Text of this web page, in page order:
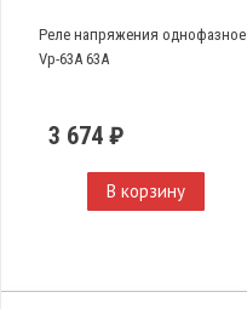
Реле напряжения однофазное
Vp-63A 63А
3 674 ₽
В корзину